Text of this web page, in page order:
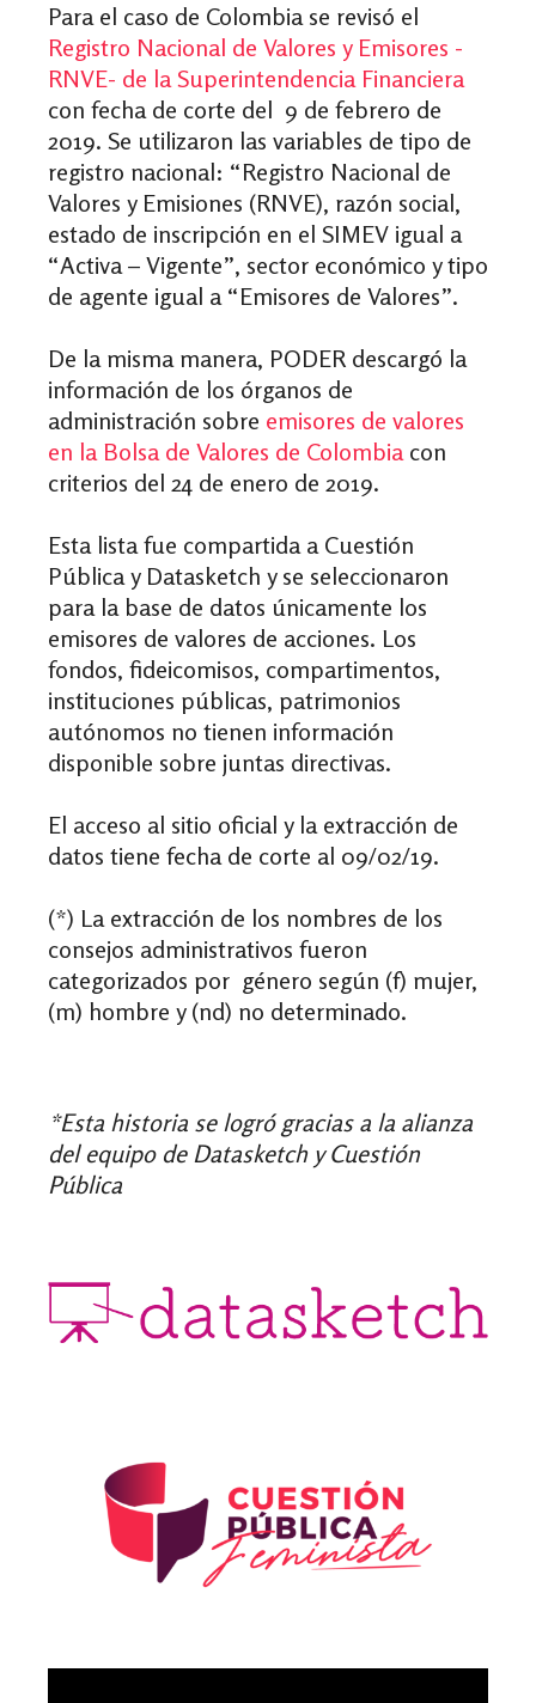
Para el caso de Colombia se revisó el
Registro Nacional de Valores y Emisores -
RNVE- de la Superintendencia Financiera
con fecha de corte del 9 de febrero de
2019. Se utilizaron las variables de tipo de
registro nacional: “Registro Nacional de
Valores y Emisiones (RNVE), razón social,
estado de inscripción en el SIMEV igual a
“Activa – Vigente”, sector económico y tipo
de agente igual a “Emisores de Valores”.
De la misma manera, PODER descargó la
información de los órganos de
administración sobre emisores de valores
en la Bolsa de Valores de Colombia con
criterios del 24 de enero de 2019.
Esta lista fue compartida a Cuestión
Pública y Datasketch y se seleccionaron
para la base de datos únicamente los
emisores de valores de acciones. Los
fondos, fideicomisos, compartimentos,
instituciones públicas, patrimonios
autónomos no tienen información
disponible sobre juntas directivas.
El acceso al sitio oficial y la extracción de
datos tiene fecha de corte al 09/02/19.
(*) La extracción de los nombres de los
consejos administrativos fueron
categorizados por género según (f) mujer,
(m) hombre y (nd) no determinado.
*Esta historia se logró gracias a la alianza
del equipo de Datasketch y Cuestión
Pública